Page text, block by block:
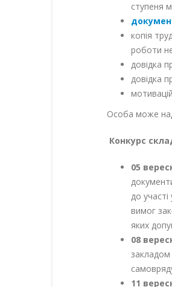
ступеня
копія
роботи
довідка
довідка
Особа може
Конкурс
05
до участі
вимог
яких
08
закладом
11